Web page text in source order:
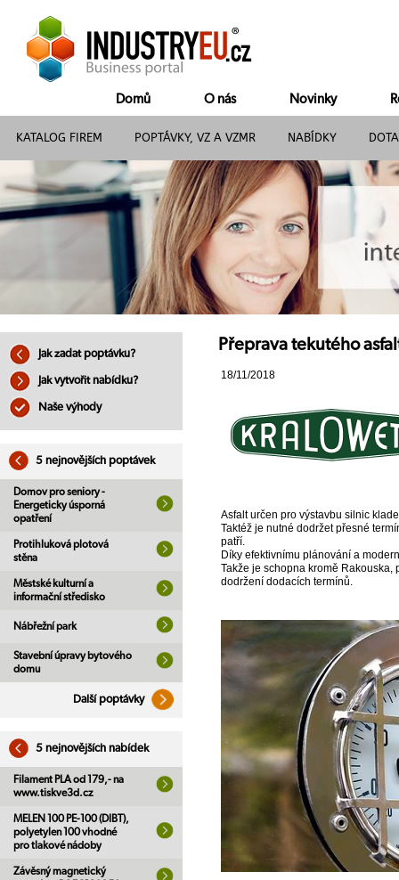
Domů O nás Novinky
KATALOG FIREM POPTÁVKY, VZ A VZMR NABÍDKY
Jak zadat poptávku?
Jak vytvořit nabídku?
Naše výhody
5 nejnovějších poptávek
Domov pro seniory -
Energeticky úsporná
opatření
Protihluková plotová
stěna
Městské kulturní a
informační středisko
Nábřežní park
Stavební úpravy bytového
domu
Další poptávky
5 nejnovějších nabídek
Filament PLA od 179,- na
www.tiskve3d.cz
MELEN 100 PE-100 (DIBT),
polyetylen 100 vhodné
pro tlakové nádoby
Závěsný magnetický
Přeprava tekutého
18/11/2018
Asfalt určen pro výstavbu silnic
Taktéž je nutné dodržet přesné
patří.
Díky efektivnímu plánování a
Takže je schopna kromě Rakouska,
dodržení dodacích termínů.